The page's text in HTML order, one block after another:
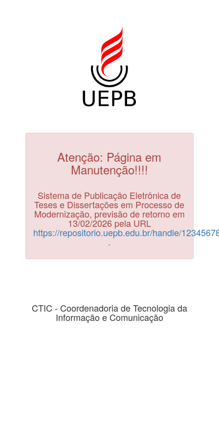
Atenção: Página em
Manutenção!!!!
Sistema de Publicação Eletrônica de
Teses e Dissertações em Processo de
Modernização, previsão de retorno em
13/02/2026 pela URL
https://repositorio.uepb.edu.br/handle/
.
CTIC - Coordenadoria de Tecnologia da
Informação e Comunicação